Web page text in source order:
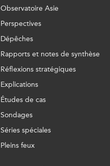
Observatoire Asie
Perspectives
Dépêches
Rapports et notes de synthèse
Réflexions stratégiques
Explications
Études de cas
Sondages
Séries spéciales
Pleins feux